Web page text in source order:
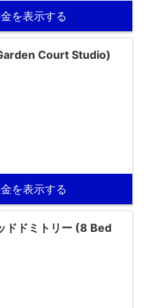
を表示する
Court Studio)
を表示する
ドドミトリー (8 Bed